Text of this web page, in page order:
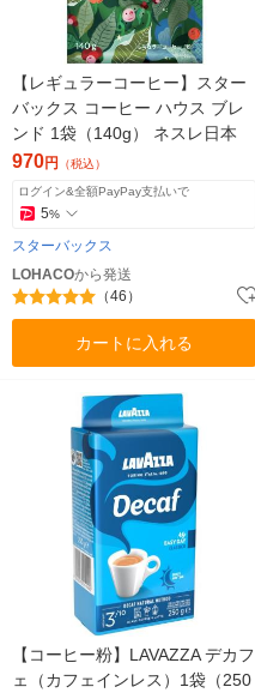
【レギュラーコーヒー】スター
バックス コーヒー ハウス ブレ
ンド 1袋（140g） ネスレ日本
970円 （税込）
ログイン&全額PayPay支払いで
5%
スターバックス
LOHACOから発送
（46）
カートに入れる
【コーヒー粉】LAVAZZA デカフ
ェ（カフェインレス）1袋（250